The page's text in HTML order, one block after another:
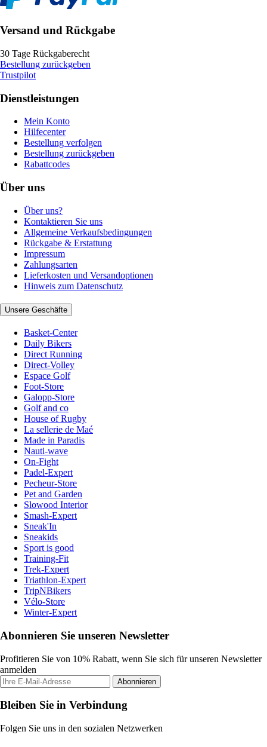
Versand und Rückgabe
30 Tage Rückgaberecht
Bestellung zurückgeben
Trustpilot
Dienstleistungen
Mein Konto
Hilfecenter
Bestellung verfolgen
Bestellung zurückgeben
Rabattcodes
Über uns
Über uns?
Kontaktieren Sie uns
Allgemeine Verkaufsbedingungen
Rückgabe & Erstattung
Impressum
Zahlungsarten
Lieferkosten und Versandoptionen
Hinweis zum Datenschutz
Unsere Geschäfte
Basket-Center
Daily Bikers
Direct Running
Direct-Volley
Espace Golf
Foot-Store
Galopp-Store
Golf and co
House of Rugby
La sellerie de Maé
Made in Paradis
Nauti-wave
On-Fight
Padel-Expert
Pecheur-Store
Pet and Garden
Slowood Interior
Smash-Expert
Sneak'In
Sneakids
Sport is good
Training-Fit
Trek-Expert
Triathlon-Expert
TripNBikers
Vélo-Store
Winter-Expert
Abonnieren Sie unseren Newsletter
Profitieren Sie von 10% Rabatt, wenn Sie sich für unseren Newsletter
anmelden
Abonnieren
Bleiben Sie in Verbindung
Folgen Sie uns in den sozialen Netzwerken